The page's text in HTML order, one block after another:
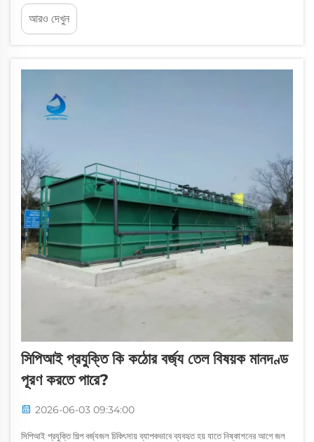
দায়িত্বগুলির মধ্যে একটি। যখন গ্রিস ট্র্যাপ রক্ষণাবেক্ষণ উপেক্ষা করা হয়, তখন সহ...
আরও দেখুন
সিপিআই প্রযুক্তি কি কঠোর বর্জ্য তেল বিষয়ক মানদণ্ড
পূরণ করতে পারে?
2026-06-03 09:34:00
সিপিআই প্রযুক্তি শিল্প বর্জ্যজল চিকিৎসায় ব্যাপকভাবে ব্যবহৃত হয় যাতে নিষ্কাশনের আগে জল